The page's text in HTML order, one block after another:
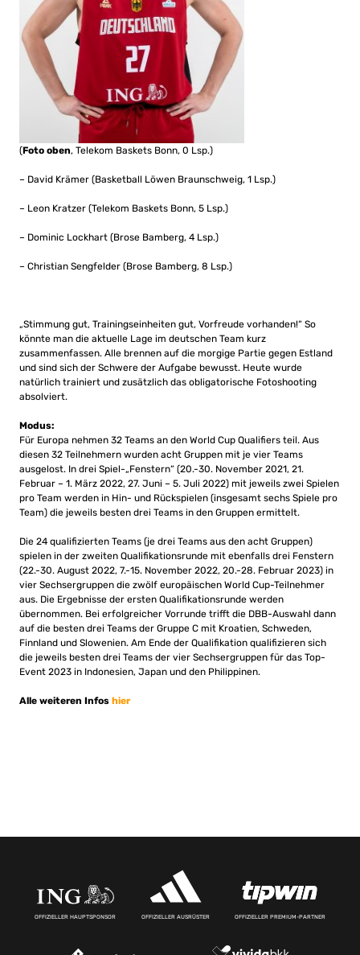
(Foto oben, Telekom Baskets Bonn, 0 Lsp.)
– David Krämer (Basketball Löwen Braunschweig, 1 Lsp.)
– Leon Kratzer (Telekom Baskets Bonn, 5 Lsp.)
– Dominic Lockhart (Brose Bamberg, 4 Lsp.)
– Christian Sengfelder (Brose Bamberg, 8 Lsp.)
„Stimmung gut, Trainingseinheiten gut, Vorfreude vorhanden!“ So
könnte man die aktuelle Lage im deutschen Team kurz
zusammenfassen. Alle brennen auf die morgige Partie gegen Estland
und sind sich der Schwere der Aufgabe bewusst. Heute wurde
natürlich trainiert und zusätzlich das obligatorische Fotoshooting
absolviert.
Modus:
Für Europa nehmen 32 Teams an den World Cup Qualifiers teil. Aus
diesen 32 Teilnehmern wurden acht Gruppen mit je vier Teams
ausgelost. In drei Spiel-„Fenstern“ (20.-30. November 2021, 21.
Februar – 1. März 2022, 27. Juni – 5. Juli 2022) mit jeweils zwei Spielen
pro Team werden in Hin- und Rückspielen (insgesamt sechs Spiele pro
Team) die jeweils besten drei Teams in den Gruppen ermittelt.
Die 24 qualifizierten Teams (je drei Teams aus den acht Gruppen)
spielen in der zweiten Qualifikationsrunde mit ebenfalls drei Fenstern
(22.-30. August 2022, 7.-15. November 2022, 20.-28. Februar 2023) in
vier Sechsergruppen die zwölf europäischen World Cup-Teilnehmer
aus. Die Ergebnisse der ersten Qualifikationsrunde werden
übernommen. Bei erfolgreicher Vorrunde trifft die DBB-Auswahl dann
auf die besten drei Teams der Gruppe C mit Kroatien, Schweden,
Finnland und Slowenien. Am Ende der Qualifikation qualifizieren sich
die jeweils besten drei Teams der vier Sechsergruppen für das Top-
Event 2023 in Indonesien, Japan und den Philippinen.
Alle weiteren Infos hier
OFFIZIELLER HAUPTSPONSOR OFFIZIELLER AUSRÜSTER OFFIZIELLER PREMIUM-PARTNER